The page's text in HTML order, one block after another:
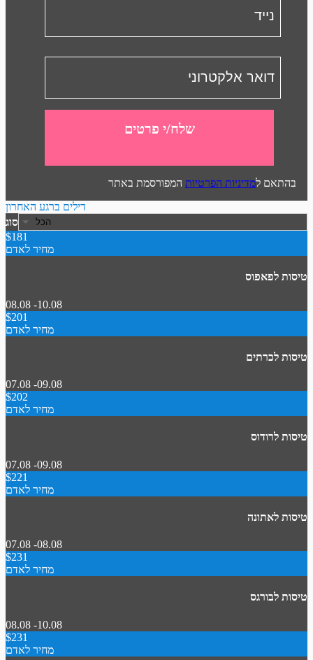
שלח/י פרטים
בהתאם למדיניות הפרטיות המפורסמת באתר
דילים ברגע האחרון
סוג
$181
מחיר לאדם
טיסות לפאפוס
08.08 -10.08
$201
מחיר לאדם
טיסות לכרתים
07.08 -09.08
$202
מחיר לאדם
טיסות לרודוס
07.08 -09.08
$221
מחיר לאדם
טיסות לאתונה
07.08 -08.08
$231
מחיר לאדם
טיסות לבורגס
08.08 -10.08
$231
מחיר לאדם